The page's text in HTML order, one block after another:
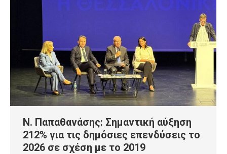
Ν. Παπαθανάσης: Σημαντική αύξηση
212% για τις δημόσιες επενδύσεις το
2026 σε σχέση με το 2019